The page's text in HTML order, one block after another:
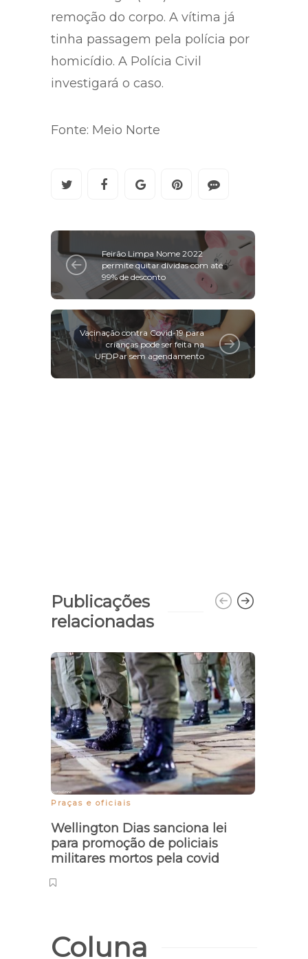
remoção do corpo. A vítima já
tinha passagem pela polícia por
homicídio. A Polícia Civil
investigará o caso.
Fonte: Meio Norte
Feirão Limpa Nome 2022
permite quitar dívidas com até
99% de desconto
Vacinação contra Covid-19 para
crianças pode ser feita na
UFDPar sem agendamento
Publicações
relacionadas
Praças e oficiais
Wellington Dias sanciona lei
para promoção de policiais
militares mortos pela covid
Coluna